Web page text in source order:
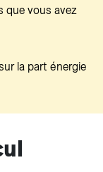
que vous avez
la part énergie